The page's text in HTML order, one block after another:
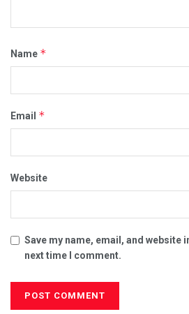
Name *
Email *
Website
Save my name, email, and website
next time I comment.